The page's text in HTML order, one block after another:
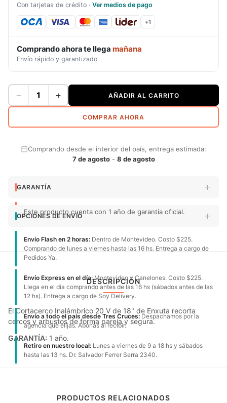
Con tarjetas de crédito · Ver medios de pago
+1
Comprando ahora te llega mañana
Envío rápido y garantizado
− + AÑADIR AL CARRITO
COMPRAR AHORA
Comprando desde el interior del país, entrega estimada:
7 de agosto- 8 de agosto
GARANTÍA
Este producto cuenta con 1 año de garantía oficial.
OPCIONES DE ENVÍO
Envío Flash en 2 horas: Dentro de Montevideo. Costo $225.
Comprando de lunes a viernes hasta las 16 hs. Entrega a cargo de
Pedidos Ya.
Envío Express en el día:Montevideo y Canelones. Costo $225.
Llega en el día comprando antes de las 16 hs (sábados antes de las
12 hs). Entrega a cargo de Soy Delivery.
Envío a todo el país desde Tres Cruces: Despachamos por la
agencia que elijas. Abonas al recibir.
Retiro en nuestro local: Lunes a viernes de 9 a 18 hs y sábados
hasta las 13 hs. Dr. Salvador Ferrer Serra 2340.
DESCRIPCIÓN
El Cortacerco Inalámbrico 20 V de 18" de Enxuta recorta
cercos y arbustos de forma pareja y segura.
GARANTÍA: 1 año.
PRODUCTOS RELACIONADOS